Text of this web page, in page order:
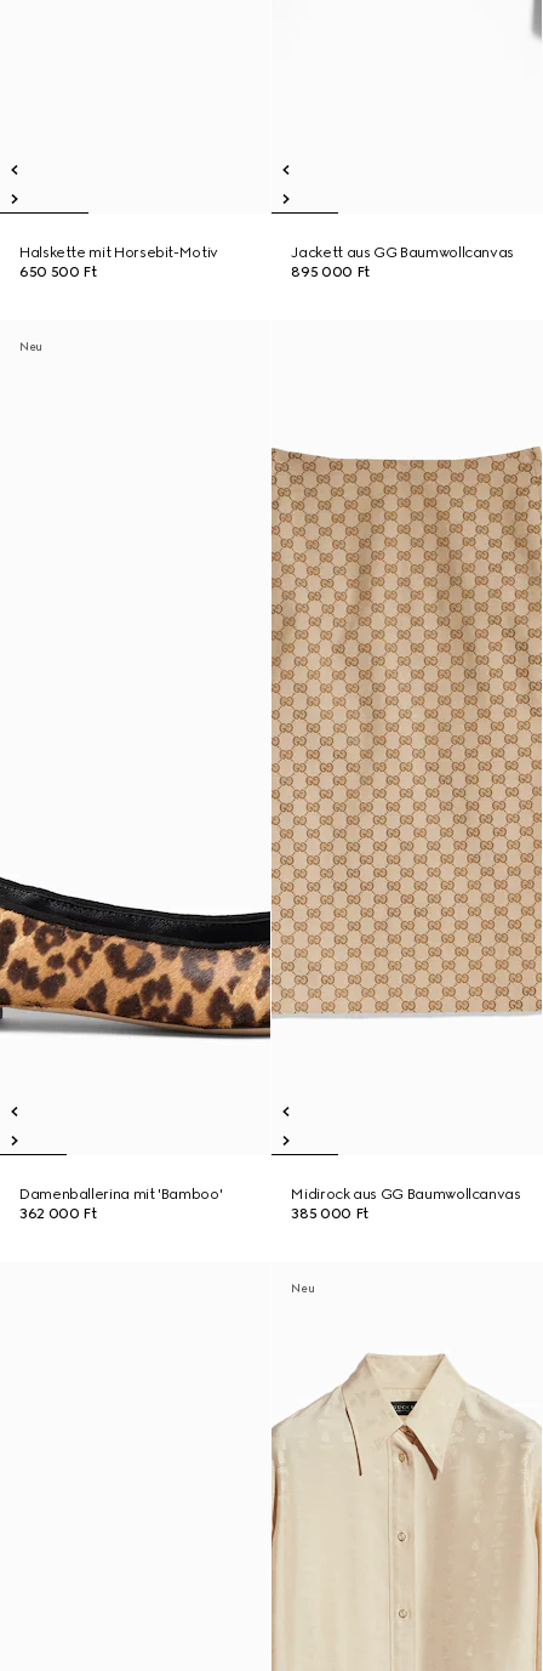
Halskette mit Horsebit-Motiv
650 500 Ft
Jackett aus GG Baumwollcanvas
895 000 Ft
Neu
Damenballerina mit 'Bamboo'
362 000 Ft
Midirock aus GG Baumwollcanvas
385 000 Ft
Neu